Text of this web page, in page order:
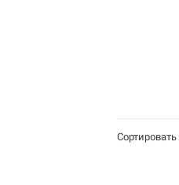
Сортировать